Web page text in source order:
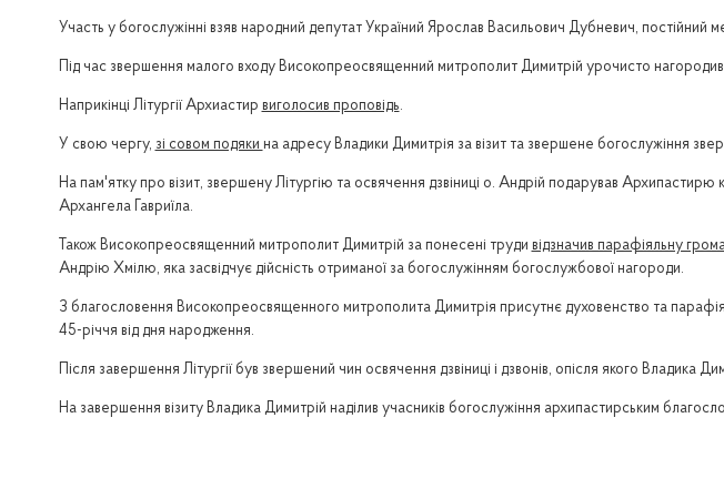
Участь у богослужінні взяв народний депутат Україний Ярослав Васильович Дубневич, постійний
Під час звершення малого входу Високопреосвященний митрополит Димитрій урочисто
Наприкінці Літургії Архиастир виголосив проповідь.
У свою чергу, зі совом подяки на адресу Владики Димитрія за візит та звершене богослужіння
На пам'ятку про візит, звершену Літургію та освячення дзвіниці о. Андрій подарував
Архангела Гавриїла.
Також Високопреосвященний митрополит Димитрій за понесені труди відзначив парафіяльну
Андрію Хмілю, яка засвідчує дійсність отриманої за богослужінням богослужбової нагороди.
З благословення Високопреосвященного митрополита Димитрія присутнє духовенство та
45-річчя від дня народження.
Після завершення Літургії був звершений чин освячення дзвіниці і дзвонів, опісля якого
На завершення візиту Владика Димитрій наділив учасників богослужіння архипастирським